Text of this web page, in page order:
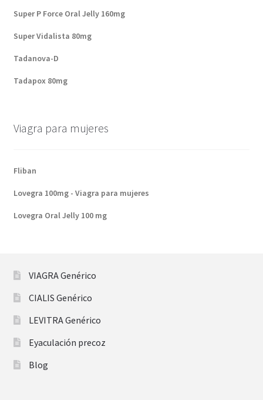
Super P Force Oral Jelly 160mg
Super Vidalista 80mg
Tadanova-D
Tadapox 80mg
Viagra para mujeres
Fliban
Lovegra 100mg - Viagra para mujeres
Lovegra Oral Jelly 100 mg
VIAGRA Genérico
CIALIS Genérico
LEVITRA Genérico
Eyaculación precoz
Blog